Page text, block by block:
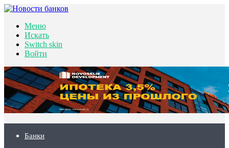
Меню
Искать
Switch skin
Войти
Банки